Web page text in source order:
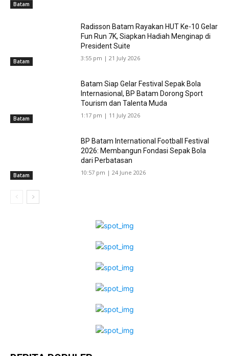
Batam
Batam
Radisson Batam Rayakan HUT Ke-10 Gelar
Fun Run 7K, Siapkan Hadiah Menginap di
President Suite
3:55 pm | 21 July 2026
Batam
Batam Siap Gelar Festival Sepak Bola
Internasional, BP Batam Dorong Sport
Tourism dan Talenta Muda
1:17 pm | 11 July 2026
Batam
BP Batam International Football Festival
2026: Membangun Fondasi Sepak Bola
dari Perbatasan
10:57 pm | 24 June 2026